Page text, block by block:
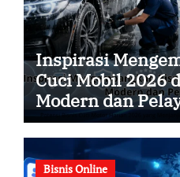
Inspirasi
Cuci Mobil 2026
Modern dan
Bisnis Online